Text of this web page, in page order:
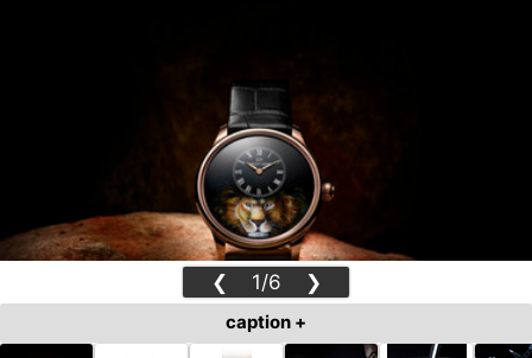
❮ 1/6 ❯
caption +